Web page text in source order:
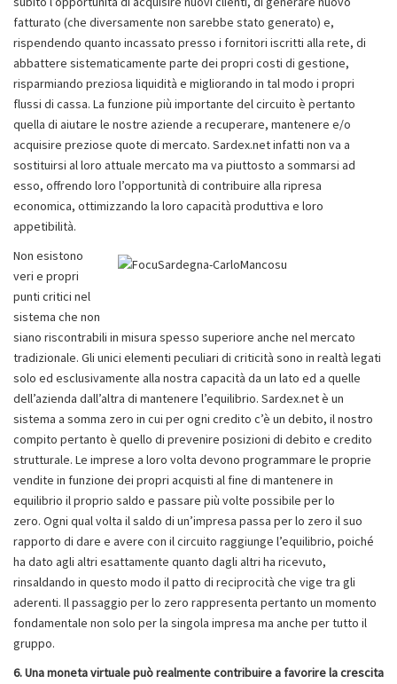
fatturato (che diversamente non sarebbe stato generato) e,
rispendendo quanto incassato presso i fornitori iscritti alla rete, di
abbattere sistematicamente parte dei propri costi di gestione,
risparmiando preziosa liquidità e migliorando in tal modo i propri
flussi di cassa. La funzione più importante del circuito è pertanto
quella di aiutare le nostre aziende a recuperare, mantenere e/o
acquisire preziose quote di mercato. Sardex.net infatti non va a
sostituirsi al loro attuale mercato ma va piuttosto a sommarsi ad
esso, offrendo loro l’opportunità di contribuire alla ripresa
economica, ottimizzando la loro capacità produttiva e loro
appetibilità.
Non esistono
veri e propri
punti critici nel
sistema che non
siano riscontrabili in misura spesso superiore anche nel mercato
tradizionale. Gli unici elementi peculiari di criticità sono in realtà legati
solo ed esclusivamente alla nostra capacità da un lato ed a quelle
dell’azienda dall’altra di mantenere l’equilibrio. Sardex.net è un
sistema a somma zero in cui per ogni credito c’è un debito, il nostro
compito pertanto è quello di prevenire posizioni di debito e credito
strutturale. Le imprese a loro volta devono programmare le proprie
vendite in funzione dei propri acquisti al fine di mantenere in
equilibrio il proprio saldo e passare più volte possibile per lo
zero. Ogni qual volta il saldo di un’impresa passa per lo zero il suo
rapporto di dare e avere con il circuito raggiunge l’equilibrio, poiché
ha dato agli altri esattamente quanto dagli altri ha ricevuto,
rinsaldando in questo modo il patto di reciprocità che vige tra gli
aderenti. Il passaggio per lo zero rappresenta pertanto un momento
fondamentale non solo per la singola impresa ma anche per tutto il
gruppo.
6. Una moneta virtuale può realmente contribuire a favorire la crescita